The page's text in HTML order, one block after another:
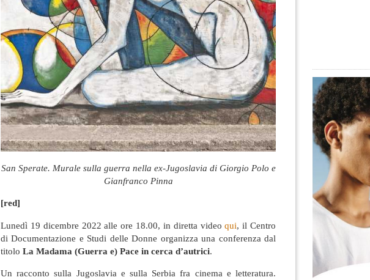
San Sperate. Murale sulla guerra nella ex-Jugoslavia di Giorgio Polo e
Gianfranco Pinna
[red]
Lunedì 19 dicembre 2022 alle ore 18.00, in diretta videoqui, il Centro
di Documentazione e Studi delle Donne organizza una conferenza dal
titolo La Madama (Guerra e) Pace in cerca d’autrici.
Un racconto sulla Jugoslavia e sulla Serbia fra cinema e letteratura.